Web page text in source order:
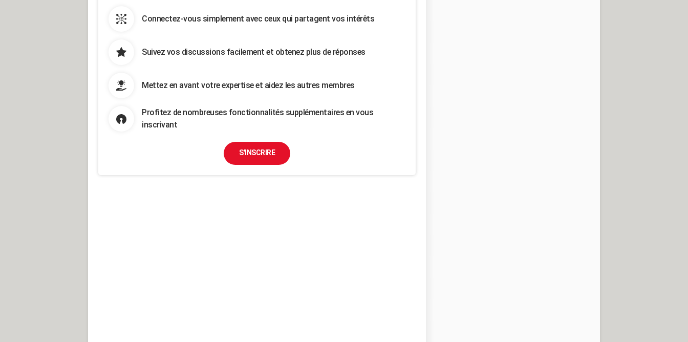
Connectez-vous simplement avec ceux qui partagent vos intérêts
Suivez vos discussions facilement et obtenez plus de réponses
Mettez en avant votre expertise et aidez les autres membres
Profitez de nombreuses fonctionnalités supplémentaires en vous
inscrivant
S'INSCRIRE